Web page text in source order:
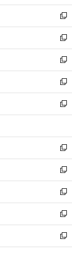
開
く
ウ
で
開
く
ン
ド
ウ
で
開
く
ウ
ィ
ン
ド
ウ
で
開
く
し
い
ウ
ィ
ン
ド
ウ
で
開
く
新
し
い
ウ
ィ
ン
ド
ウ
で
開
新
し
い
ウ
ィ
ン
ド
ウ
開
く
新
し
い
ウ
ィ
ン
ウ
で
開
く
新
し
い
ウ
ン
ド
ウ
で
開
く
新
し
ウ
ィ
ン
ド
ウ
で
開
く
新
し
い
ウ
ィ
ン
ド
ウ
で
開
新
し
い
ウ
ィ
ン
ド
ウ
新
し
い
ウ
ィ
ン
新
し
い
ウ
新
し